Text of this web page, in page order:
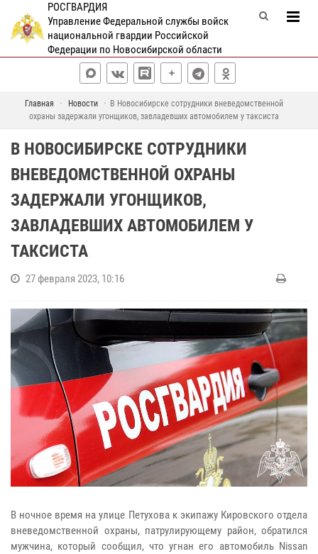
РОСГВАРДИЯ
Управление Федеральной службы войск
национальной гвардии Российской
Федерации по Новосибирской области
Главная Новости
В Новосибирске сотрудники вневедомственной
охраны задержали угонщиков, завладевших автомобилем у таксиста
В НОВОСИБИРСКЕ СОТРУДНИКИ
ВНЕВЕДОМСТВЕННОЙ ОХРАНЫ
ЗАДЕРЖАЛИ УГОНЩИКОВ,
ЗАВЛАДЕВШИХ АВТОМОБИЛЕМ У
ТАКСИСТА
27 февраля 2023, 10:16
В ночное время на улице Петухова к экипажу Кировского отдела
вневедомственной охраны, патрулирующему район, обратился
мужчина, который сообщил, что угнан его автомобиль Nissan